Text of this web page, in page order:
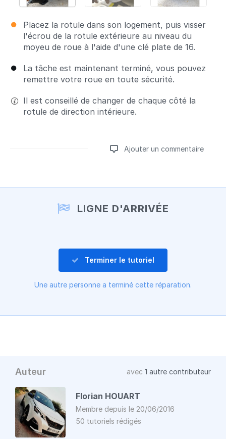
Placez la rotule dans son logement, puis visser
l'écrou de la rotule extérieure au niveau du
moyeu de roue à l'aide d'une clé plate de 16.
La tâche est maintenant terminé, vous pouvez
remettre votre roue en toute sécurité.
Il est conseillé de changer de chaque côté la
rotule de direction intérieure.
Ajouter un commentaire
LIGNE D'ARRIVÉE
Terminer le tutoriel
Une autre personne a terminé cette réparation.
Auteur avec 1 autre contributeur
Florian HOUART
Membre depuis le 20/06/2016
50 tutoriels rédigés